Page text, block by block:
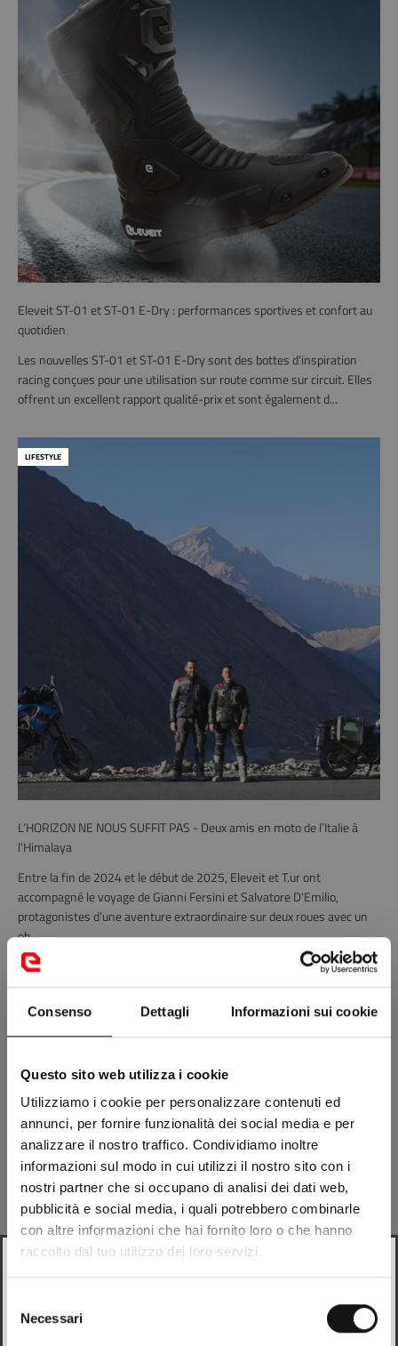
Consenso Dettagli Informazioni sui cookie
Questo sito web utilizza i cookie
Utilizziamo i cookie per personalizzare contenuti ed
annunci, per fornire funzionalità dei social media e per
analizzare il nostro traffico. Condividiamo inoltre
informazioni sul modo in cui utilizzi il nostro sito con i
nostri partner che si occupano di analisi dei dati web,
pubblicità e social media, i quali potrebbero combinarle
con altre informazioni che hai fornito loro o che hanno
raccolto dal tuo utilizzo dei loro servizi.
delNecessari
Eleveit ST-01 et ST-01 E-Dry : performances sportives et confort au
quotidien
Les nouvelles ST-01 et ST-01 E-Dry sont des bottes d'inspiration
racing conçues pour une utilisation sur route comme sur circuit. Elles
offrent un excellent rapport qualité-prix et sont également d...
LIFESTYLE
L’HORIZON NE NOUS SUFFIT PAS - Deux amis en moto de l’Italie à
l’Himalaya
Entre la fin de 2024 et le début de 2025, Eleveit et T.ur ont
accompagné le voyage de Gianni Fersini et Salvatore D'Emilio,
protagonistes d’une aventure extraordinaire sur deux roues avec un
ob...
Italian